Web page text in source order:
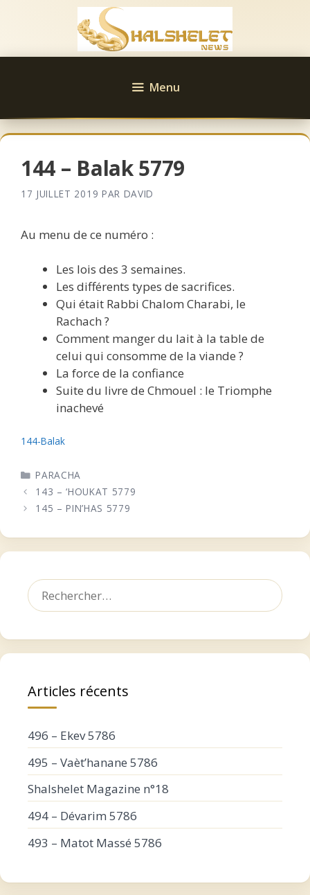
Menu
144 – Balak 5779
17 JUILLET 2019 PAR DAVID
Au menu de ce numéro :
Les lois des 3 semaines.
Les différents types de sacrifices.
Qui était Rabbi Chalom Charabi, le
Rachach ?
Comment manger du lait à la table de
celui qui consomme de la viande ?
La force de la confiance
Suite du livre de Chmouel : le Triomphe
inachevé
144-Balak
CATÉGORIES
PARACHA
143 – ‘HOUKAT 5779
145 – PIN’HAS 5779
Rechercher :
Articles récents
496 – Ekev 5786
495 – Vaèt’hanane 5786
Shalshelet Magazine n°18
494 – Dévarim 5786
493 – Matot Massé 5786